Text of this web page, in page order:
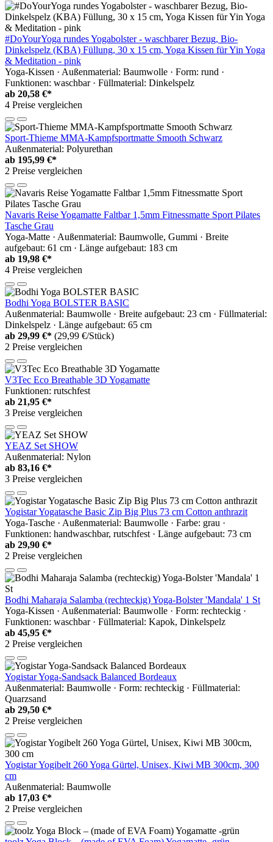
#DoYourYoga rundes Yogabolster - waschbarer Bezug, Bio-
Dinkelspelz (KBA) Füllung, 30 x 15 cm, Yoga Kissen für Yin Yoga
& Meditation - pink
Yoga-Kissen · Außenmaterial: Baumwolle · Form: rund ·
Funktionen: waschbar · Füllmaterial: Dinkelspelz
ab 20,58 €*
4 Preise vergleichen
Sport-Thieme MMA-Kampfsportmatte Smooth Schwarz
Außenmaterial: Polyurethan
ab 195,99 €*
2 Preise vergleichen
Navaris Reise Yogamatte Faltbar 1,5mm Fitnessmatte Sport Pilates
Tasche Grau
Yoga-Matte · Außenmaterial: Baumwolle, Gummi · Breite
aufgebaut: 61 cm · Länge aufgebaut: 183 cm
ab 19,98 €*
4 Preise vergleichen
Bodhi Yoga BOLSTER BASIC
Außenmaterial: Baumwolle · Breite aufgebaut: 23 cm · Füllmaterial:
Dinkelspelz · Länge aufgebaut: 65 cm
ab 29,99 €* (29,99 €/Stück)
2 Preise vergleichen
V3Tec Eco Breathable 3D Yogamatte
Funktionen: rutschfest
ab 21,95 €*
3 Preise vergleichen
YEAZ Set SHOW
Außenmaterial: Nylon
ab 83,16 €*
3 Preise vergleichen
Yogistar Yogatasche Basic Zip Big Plus 73 cm Cotton anthrazit
Yoga-Tasche · Außenmaterial: Baumwolle · Farbe: grau ·
Funktionen: handwaschbar, rutschfest · Länge aufgebaut: 73 cm
ab 29,90 €*
2 Preise vergleichen
Bodhi Maharaja Salamba (rechteckig) Yoga-Bolster 'Mandala' 1 St
Yoga-Kissen · Außenmaterial: Baumwolle · Form: rechteckig ·
Funktionen: waschbar · Füllmaterial: Kapok, Dinkelspelz
ab 45,95 €*
2 Preise vergleichen
Yogistar Yoga-Sandsack Balanced Bordeaux
Außenmaterial: Baumwolle · Form: rechteckig · Füllmaterial:
Quarzsand
ab 29,50 €*
2 Preise vergleichen
Yogistar Yogibelt 260 Yoga Gürtel, Unisex, Kiwi MB 300cm, 300
cm
Außenmaterial: Baumwolle
ab 17,03 €*
2 Preise vergleichen